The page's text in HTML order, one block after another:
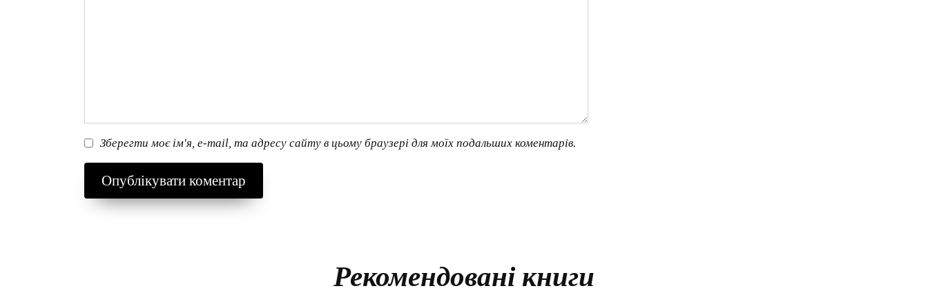
Зберегти моє ім'я, e-mail, та адресу сайту в цьому браузері для моїх подальших коментарів.
Рекомендовані книги